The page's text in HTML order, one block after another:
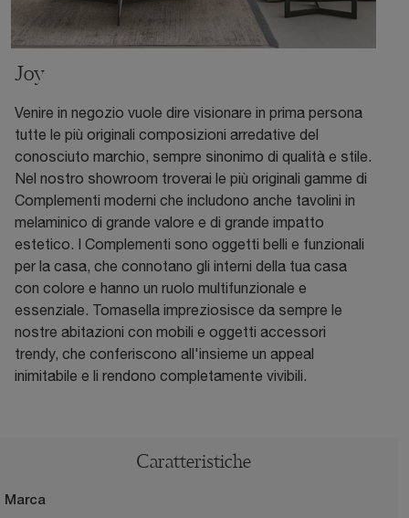
Joy
Venire in negozio vuole dire visionare in prima persona
tutte le più originali composizioni arredative del
conosciuto marchio, sempre sinonimo di qualità e stile.
Nel nostro showroom troverai le più originali gamme di
Complementi moderni che includono anche tavolini in
melaminico di grande valore e di grande impatto
estetico. I Complementi sono oggetti belli e funzionali
per la casa, che connotano gli interni della tua casa
con colore e hanno un ruolo multifunzionale e
essenziale. Tomasella impreziosisce da sempre le
nostre abitazioni con mobili e oggetti accessori
trendy, che conferiscono all'insieme un appeal
inimitabile e li rendono completamente vivibili.
Caratteristiche
Marca